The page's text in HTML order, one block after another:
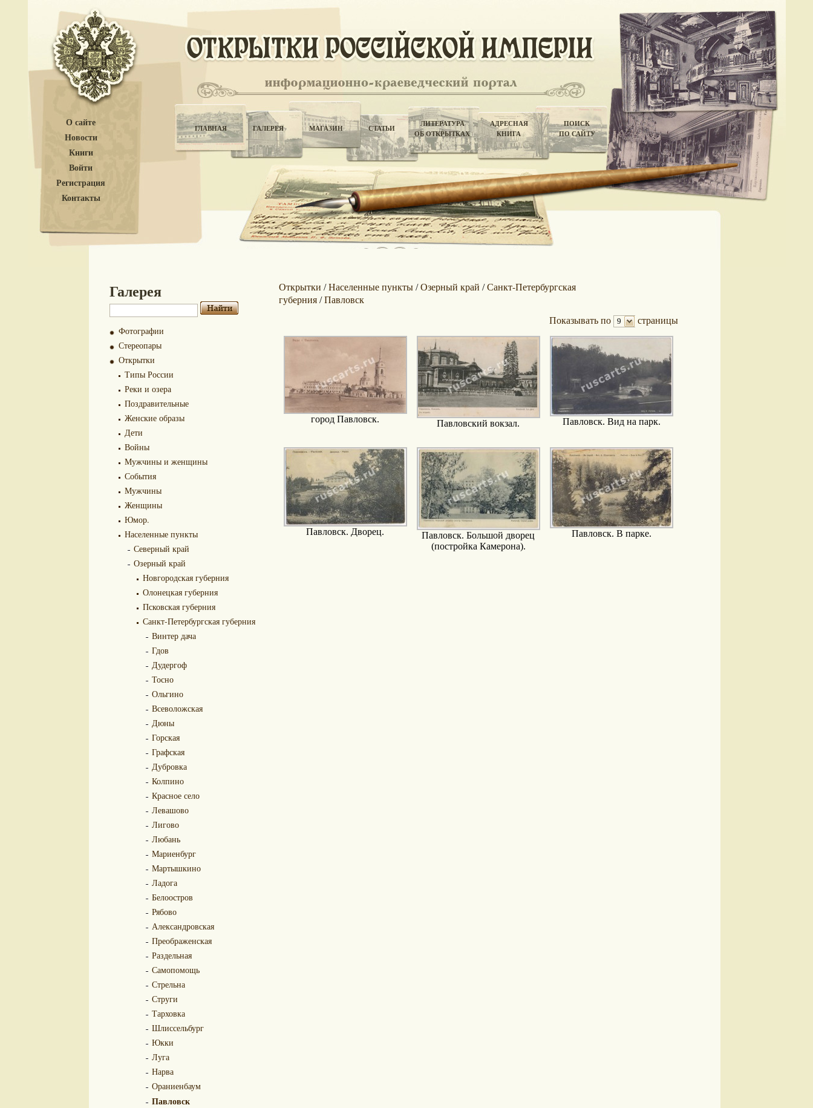
О сайте
Новости
Книги
Войти
Регистрация
Контакты
ГЛАВНАЯ ГАЛЕРЕЯ МАГАЗИН СТАТЬИ
ЛИТЕРАТУРА
ОБ ОТКРЫТКАХ
АДРЕСНАЯ
КНИГА
ПОИСК
ПО САЙТУ
Галерея
Фотографии
Стереопары
Открытки
Типы России
Реки и озера
Поздравительные
Женские образы
Дети
Войны
Мужчины и женщины
События
Мужчины
Женщины
Юмор.
Населенные пункты
Северный край
Озерный край
Новгородская губерния
Олонецкая губерния
Псковская губерния
Санкт-Петербургская губерния
Винтер дача
Гдов
Дудергоф
Тосно
Ольгино
Всеволожская
Дюны
Горская
Графская
Дубровка
Колпино
Красное село
Левашово
Лигово
Любань
Мариенбург
Мартышкино
Ладога
Белоостров
Рябово
Александровская
Преображенская
Раздельная
Самопомощь
Стрельна
Струги
Тарховка
Шлиссельбург
Юкки
Луга
Нарва
Ораниенбаум
Павловск
Открытки /Населенные пункты/Озерный край /Санкт-Петербургская
губерния/Павловск
Показывать по 9 страницы
город Павловск. Павловский вокзал. Павловск. Вид на парк.
Павловск. Дворец.
Павловск. Большой дворец
(постройка Камерона).
Павловск. В парке.